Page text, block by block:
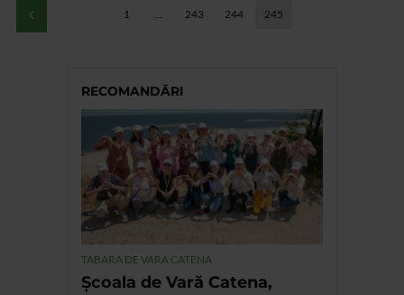
1 243 244 245
RECOMANDĂRI
TABARA DE VARA CATENA
Școala de Vară Catena,